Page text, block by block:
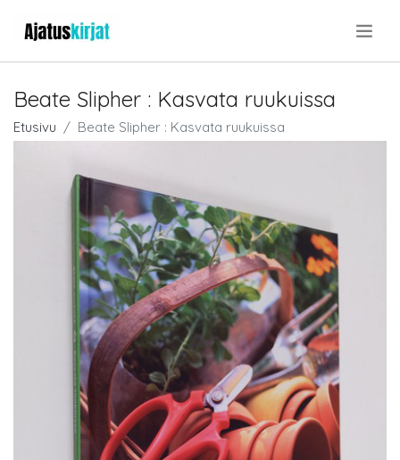
Beate Slipher : Kasvata ruukuissa
Etusivu Beate Slipher : Kasvata ruukuissa